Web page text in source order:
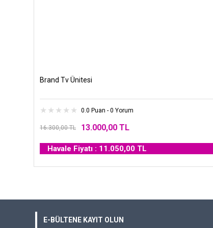
Brand Tv Ünitesi
0.0 Puan - 0 Yorum
16.300,00 TL 13.000,00 TL
Havale Fiyatı : 11.050,00 TL
E-BÜLTENE KAYIT OLUN